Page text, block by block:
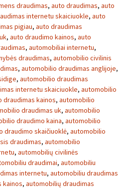
draudimas, auto draudimas, auto
internetu skaiciuokle, auto
pigiau, auto draudimas
, auto draudimo kainos, auto
, automobiliai internetu,
draudimas, automobilio civilinis
, automobilio draudimas anglijoje,
, automobilio draudimas
internetu skaiciuokle, automobilio
draudimas kainos, automobilio
draudimas uk, automobilio
draudimo kaina, automobilio
draudimo skaičiuoklė, automobilio
draudimas, automobilio
, automobilių civilinės
draudimai, automobiliu
internetu, automobiliu draudimas
kainos, automobilių draudimas